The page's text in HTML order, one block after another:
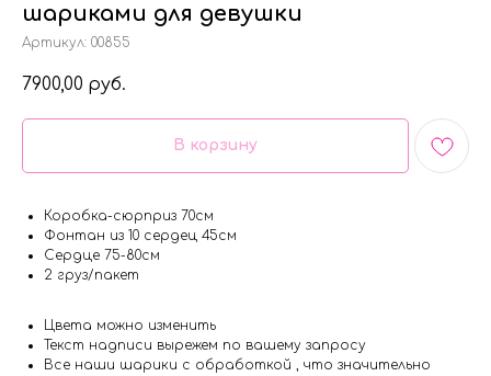
шариками для девушки
Артикул: 00855
7900,00 руб.
В корзину
Коробка-сюрприз 70см
Фонтан из 10 сердец 45см
Сердце 75-80см
2 груз/пакет
Цвета можно изменить
Текст надписи вырежем по вашему запросу
Все наши шарики с обработкой , что значительно